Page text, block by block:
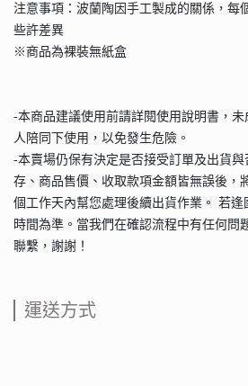
注意事項：波蘭陶因手工製成的關係，每
些許差異
※商品為裸裝無紙盒
-本商品建議使用前請詳閱使用說明書，
人陪同下使用，以免發生危險。
-本賣場仍保有決定是否接受訂單及出貨
存、商品售價、收取款項金額皆無誤後，
個工作天內幫您處理後續出貨作業。 若
時間為準。當我們在確認流程中有任何問
聯繫，謝謝！
運送方式